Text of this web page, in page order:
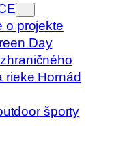
o projekte
Day
rieke Hornád
športy